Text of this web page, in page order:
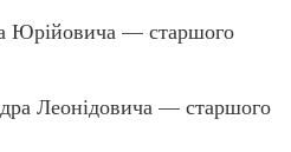
— старшого
Леонідовича — старшого